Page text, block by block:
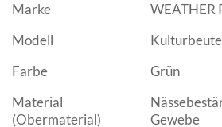
Marke
WEATHER
Modell
Farbe
Grün
Material
(Obermaterial)
Gewebe